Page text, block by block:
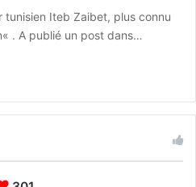
tunisien Iteb Zaibet, plus connu
. A publié un post dans…